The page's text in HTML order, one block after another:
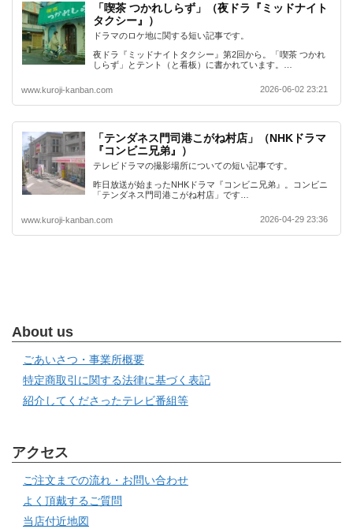
「喫茶 つかれしらず」（夜ドラ『ミッドナイト
タクシー』）
ドラマのロケ地に関する短い記事です。
夜ドラ『ミッドナイトタクシー』第2回から。「喫茶 つかれ
しらず」とテント（と看板）に書かれています。…
www.kuroji-kanban.com 2026-06-02 23:21
「テンダネス門司港こがね村店」（NHKドラマ
『コンビニ兄弟』）
テレビドラマの撮影場所についての短い記事です。
昨日放送が始まったNHKドラマ『コンビニ兄弟』。コンビニ
「テンダネス門司港こがね村店」です…
www.kuroji-kanban.com 2026-04-29 23:36
About us
ごあいさつ・事業所概要
特定商取引に関する法律に基づく表記
紹介してくださったテレビ番組等
アクセス
ご注文までの流れ・お問い合わせ
よく頂戴するご質問
当店付近地図